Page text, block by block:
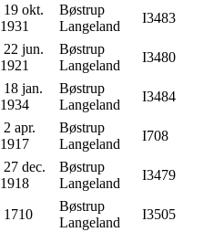
19 okt.
1931
Bøstrup
Langeland
I3483
22 jun.
1921
Bøstrup
Langeland
I3480
18 jan.
1934
Bøstrup
Langeland
I3484
2 apr.
1917
Bøstrup
Langeland
I708
27 dec.
1918
Bøstrup
Langeland
I3479
1710
Bøstrup
Langeland
I3505